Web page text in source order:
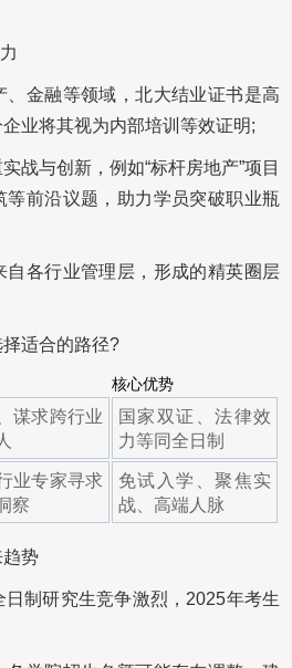
金融等领域，北大结业证书是高
业将其视为内部培训等效证明;
与创新，例如“标杆房地产”项目
等前沿议题，助力学员突破职业瓶
各行业管理层，形成的精英圈层
适合的路径?
核心优势
谋求跨行业
国家双证、法律效
力等同全日制
业专家寻求
察
免试入学、聚焦实
战、高端人脉
势
制研究生竞争激烈，2025年考生